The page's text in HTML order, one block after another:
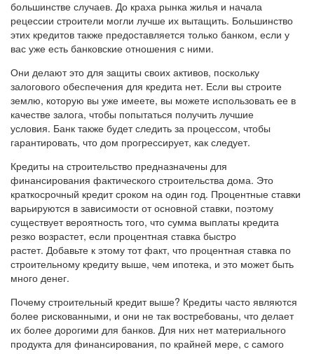
большинстве случаев. До краха рынка жилья и начала
рецессии строители могли лучше их вытащить. Большинство
этих кредитов также предоставляется только банком, если у
вас уже есть банковские отношения с ними.
Они делают это для защиты своих активов, поскольку
залогового обеспечения для кредита нет. Если вы строите
землю, которую вы уже имеете, вы можете использовать ее в
качестве залога, чтобы попытаться получить лучшие
условия. Банк также будет следить за процессом, чтобы
гарантировать, что дом прогрессирует, как следует.
Кредиты на строительство предназначены для
финансирования фактического строительства дома. Это
краткосрочный кредит сроком на один год. Процентные ставки
варьируются в зависимости от основной ставки, поэтому
существует вероятность того, что сумма выплаты кредита
резко возрастет, если процентная ставка быстро
растет. Добавьте к этому тот факт, что процентная ставка по
строительному кредиту выше, чем ипотека, и это может быть
много денег.
Почему строительный кредит выше? Кредиты часто являются
более рискованными, и они не так востребованы, что делает
их более дорогими для банков. Для них нет материального
продукта для финансирования, по крайней мере, с самого